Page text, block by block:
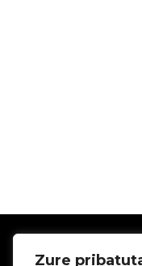
Zure
ENPRESA